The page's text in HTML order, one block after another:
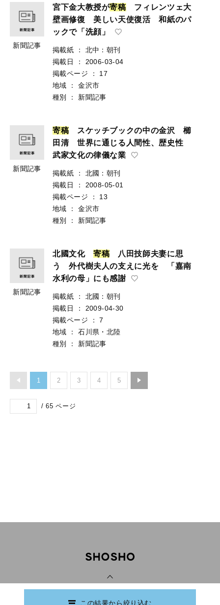
新聞記事
宮下金大教授が寄稿 フィレンツェ大
壁画修復 美しい天使復活 和紙のパ
ックで「洗顔」
掲載紙 ：
北中：朝刊
掲載日
：
2006-03-04
掲載ページ
：
17
地域
：
金沢市
種別
： 新聞記事
新聞記事
寄稿 スケッチブックの中の金沢 櫛
田清 世界に通じる人間性、歴史性
武家文化の律儀な業
掲載紙 ：
北國：朝刊
掲載日
：
2008-05-01
掲載ページ
：
13
地域
：
金沢市
種別
： 新聞記事
新聞記事
北國文化寄稿 八田技師夫妻に思
う 外代樹夫人の支えに光を 「嘉南
水利の母」にも感謝
掲載紙 ：
北國：朝刊
掲載日
：
2009-04-30
掲載ページ
：
7
地域
：
石川県・北陸
種別
： 新聞記事
1 2 3 4 5
/ 65 ページ
この結果から絞り込む